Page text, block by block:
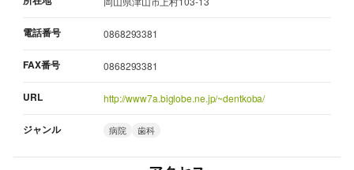
電話番号 0868293381
FAX番号 0868293381
URL http://www7a.biglobe.ne.jp/~dentkoba/
ジャンル 病院 歯科